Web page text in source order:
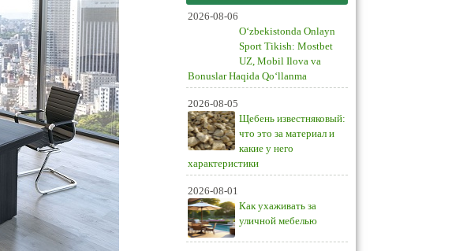
2026-08-06
O‘zbekistonda Onlayn
Sport Tikish: Mostbet
UZ, Mobil Ilova va
Bonuslar Haqida Qo‘llanma
2026-08-05
Щебень известняковый:
что это за материал и
какие у него
характеристики
2026-08-01
Как ухаживать за
уличной мебелью